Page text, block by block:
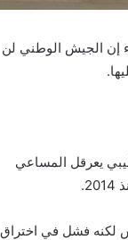
إن الجيش الوطني لن
يعرقل المساعي
لكنه فشل في اختراق